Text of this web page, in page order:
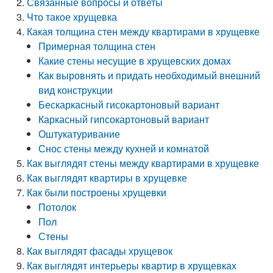
Что такое хрущевка
Какая толщина стен между квартирами в хрущевке
Примерная толщина стен
Какие стены несущие в хрущевских домах
Как выровнять и придать необходимый внешний
вид конструкции
Бескаркасный гисокартоновый вариант
Каркасный гипсокартоновый вариант
Оштукатуривание
Снос стены между кухней и комнатой
Как выглядят стены между квартирами в хрущевке
Как выглядят квартиры в хрущевке
Как были построены хрущевки
Потолок
Пол
Стены
Как выглядят фасады хрущевок
Как выглядят интерьеры квартир в хрущевках